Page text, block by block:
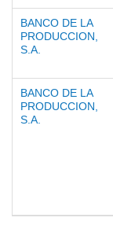
BANCO DE LA
PRODUCCION,
S.A.
BANCO DE LA
PRODUCCION,
S.A.